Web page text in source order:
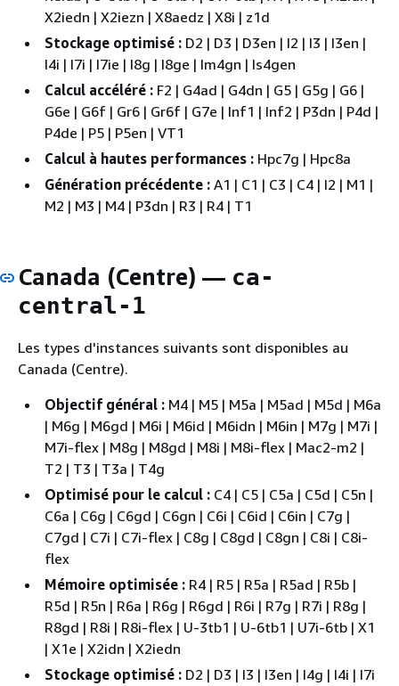
X2iedn | X2iezn | X8aedz | X8i | z1d
Stockage optimisé : D2 | D3 | D3en | I2 | I3 | I3en |
I4i | I7i | I7ie | I8g | I8ge | Im4gn | Is4gen
Calcul accéléré : F2 | G4ad | G4dn | G5 | G5g | G6 |
G6e | G6f | Gr6 | Gr6f | G7e | Inf1 | Inf2 | P3dn | P4d |
P4de | P5 | P5en | VT1
Calcul à hautes performances : Hpc7g | Hpc8a
Génération précédente : A1 | C1 | C3 | C4 | I2 | M1 |
M2 | M3 | M4 | P3dn | R3 | R4 | T1
Canada (Centre) — ca-
central-1
Les types d'instances suivants sont disponibles au
Canada (Centre).
Objectif général : M4 | M5 | M5a | M5ad | M5d | M6a
| M6g | M6gd | M6i | M6id | M6idn | M6in | M7g | M7i |
M7i-flex | M8g | M8gd | M8i | M8i-flex | Mac2-m2 |
T2 | T3 | T3a | T4g
Optimisé pour le calcul : C4 | C5 | C5a | C5d | C5n |
C6a | C6g | C6gd | C6gn | C6i | C6id | C6in | C7g |
C7gd | C7i | C7i-flex | C8g | C8gd | C8gn | C8i | C8i-
flex
Mémoire optimisée : R4 | R5 | R5a | R5ad | R5b |
R5d | R5n | R6a | R6g | R6gd | R6i | R7g | R7i | R8g |
R8gd | R8i | R8i-flex | U-3tb1 | U-6tb1 | U7i-6tb | X1
| X1e | X2idn | X2iedn
Stockage optimisé : D2 | D3 | I3 | I3en | I4g | I4i | I7i